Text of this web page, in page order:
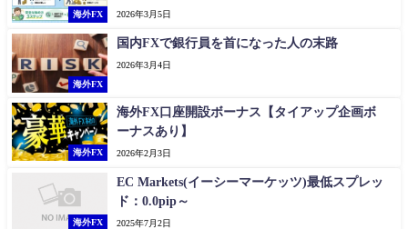
海外FX 2026年3月5日
海外FX
国内FXで銀行員を首になった人の末路
2026年3月4日
海外FX
海外FX口座開設ボーナス【タイアップ企画ボ
ーナスあり】
2026年2月3日
海外FX
EC Markets(イーシーマーケッツ)最低スプレッ
ド：0.0pip～
2025年7月2日